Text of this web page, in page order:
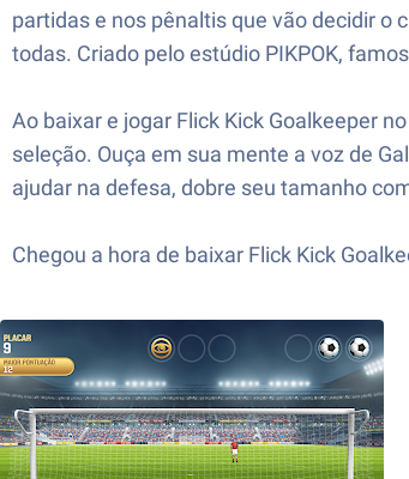
partidas e nos pênaltis que vão decidir o
todas. Criado pelo estúdio PIKPOK,
Ao baixar e jogar Flick Kick Goalkeeper
seleção. Ouça em sua mente a voz de
ajudar na defesa, dobre seu tamanho
Chegou a hora de baixar Flick Kick